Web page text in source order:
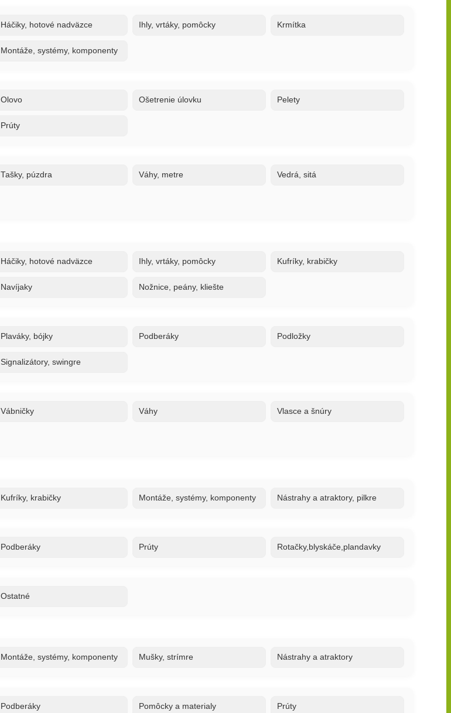
Háčiky, hotové nadväzce Ihly, vrtáky, pomôcky Krmítka
Montáže, systémy, komponenty
Olovo Ošetrenie úlovku Pelety
Prúty
Tašky, púzdra Váhy, metre Vedrá, sitá
Háčiky, hotové nadväzce Ihly, vrtáky, pomôcky Kufríky, krabičky
Navíjaky Nožnice, peány, kliešte
Plaváky, bójky Podberáky Podložky
Signalizátory, swingre
Vábničky Váhy Vlasce a šnúry
Kufríky, krabičky Montáže, systémy, komponenty Nástrahy a atraktory, pilkre
Podberáky Prúty Rotačky,blyskáče,plandavky
Ostatné
Montáže, systémy, komponenty Mušky, strímre Nástrahy a atraktory
Podberáky Pomôcky a materialy Prúty